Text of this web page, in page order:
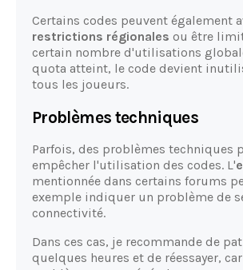
Certains codes peuvent également
restrictions régionales ou être
certain nombre d'utilisations
quota atteint, le code devient
tous les joueurs.
Problèmes techniques
Parfois, des problèmes techniques
empêcher l'utilisation des codes. L'
mentionnée dans certains forums
exemple indiquer un problème de
connectivité.
Dans ces cas, je recommande de
quelques heures et de réessayer,